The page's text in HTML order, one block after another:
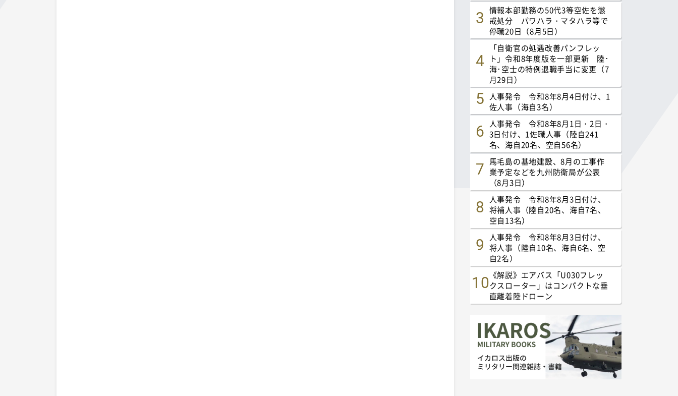
情報本部勤務の50代3等空佐を懲
戒処分 パワハラ・マタハラ等で
停職20日（8月5日）
「自衛官の処遇改善パンフレッ
ト」令和8年度版を一部更新 陸･
海･空士の特例退職手当に変更（7
月29日）
人事発令 令和8年8月4日付け、1
佐人事（海自3名）
人事発令 令和8年8月1日・2日・
3日付け、1佐職人事（陸自241
名、海自20名、空自56名）
馬毛島の基地建設、8月の工事作
業予定などを九州防衛局が公表
（8月3日）
人事発令 令和8年8月3日付け、
将補人事（陸自20名、海自7名、
空自13名）
人事発令 令和8年8月3日付け、
将人事（陸自10名、海自6名、空
自2名）
《解説》エアバス「U030フレッ
クスローター」はコンパクトな垂
直離着陸ドローン